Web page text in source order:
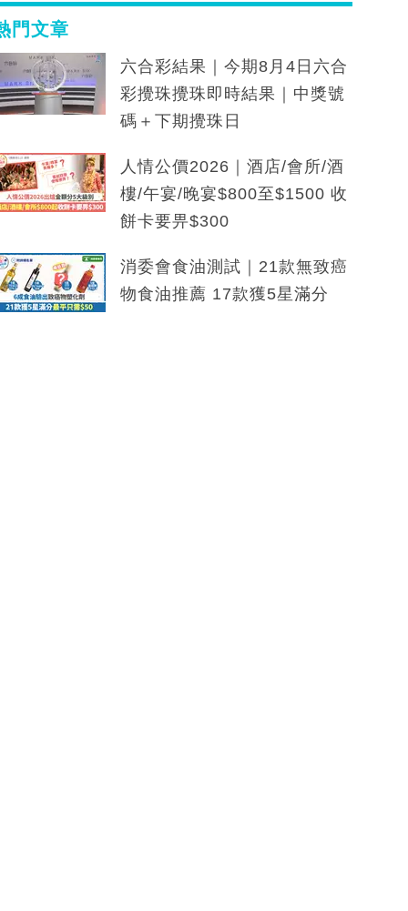
門文章
六合彩結果｜今期8月4日六合
彩攪珠攪珠即時結果｜中獎號
碼＋下期攪珠日
人情公價2026｜酒店/會所/酒
樓/午宴/晚宴$800至$1500 收
餅卡要畀$300
消委會食油測試｜21款無致癌
物食油推薦 17款獲5星滿分